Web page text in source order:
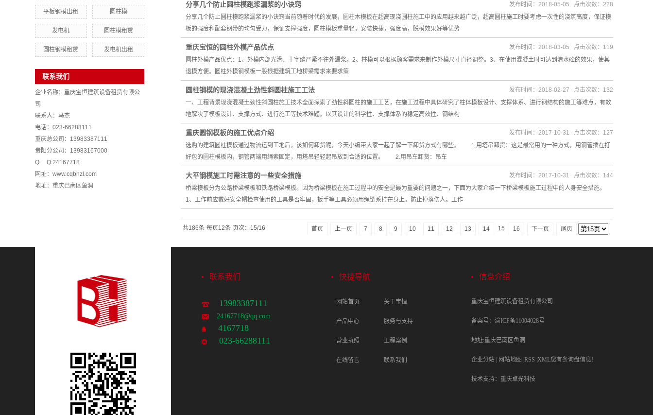
平板钢模出租 圆柱模
发电机 圆柱模租赁
圆柱钢模租赁 发电机出租
联系我们
企业名称：重庆宝恒建筑设备租赁有限公
司
联系人：马杰
电话：023-66288111
重庆总公司：13983387111
贵阳分公司：13983167000
Q Q:24167718
网址： www.cqbhzl.com
地址：重庆巴南区鱼洞
分享几个防止圆柱模跑浆漏浆的小诀窍
分享几个防止圆柱模跑浆漏浆的小诀窍当前随着时代的发展，圆柱木模板在超高现浇圆柱施工中的应用越来越广泛，超高圆柱施工时要考虑一次性的浇筑高度，保证模
板的强度和配套钢带的均匀受力，保证支撑强度，圆柱模板重量轻，安装快捷，强度高，脱模效果好等优势
发布时间：2018-05-05 点击次数：228
重庆宝恒的圆柱外模产品优点
圆柱外模产品优点：1、外模内部光滑、十字缝严紧不往外漏浆。2、柱模可以根据顾客需求来制作外模尺寸直径调整。3、在使用混凝土时可达到清水砼的效果，使其
退模方便。圆柱外模钢模板一般根据建筑工地桥梁需求来要求策
发布时间：2018-03-05 点击次数：119
圆柱钢模的现浇混凝土劲性斜圆柱施工工法
一、工程背景现浇混凝土劲性斜圆柱施工技术全面探索了劲性斜圆柱的施工工艺，在施工过程中具体研究了柱体模板设计、支撑体系、进行钢结构的施工等难点，有效
地解决了模板设计、支撑方式、进行施工等技术难题。以其设计的科学性、支撑体系的稳定高效性、钢结构
发布时间：2018-02-27 点击次数：132
重庆圆钢模板的施工优点介绍
选购的建筑圆柱模板通过物流运到工地后，该如何卸货呢，今天小编带大家一起了解一下卸货方式有哪些。 1.用塔吊卸货：这是最常用的一种方式，用钢管插在打
好包的圆柱模板内，钢管两端用绳索固定，用塔吊轻轻起吊放到合适的位置。 2.用吊车卸货：吊车
发布时间：2017-10-31 点击次数：127
大平钢模施工时需注意的一些安全措施
桥梁模板分为公路桥梁模板和铁路桥梁模板。因为桥梁模板在施工过程中的安全是最为重要的问题之一，下面为大家介绍一下桥梁模板施工过程中的人身安全措施。
1、工作前应戴好安全帽检查使用的工具是否牢固，扳手等工具必须用绳链系挂在身上，防止掉落伤人。工作
发布时间：2017-10-31 点击次数：144
共186条 每页12条 页次：15/16 首页 上一页 7 8 9 10 11 12 13 14 15 16 下一页 尾页
联系我们
13983387111
24167718@qq.com
4167718
023-66288111
快捷导航
网站首页 关于宝恒
产品中心 服务与支持
营业执照 工程案例
在线留言 联系我们
信息介绍
重庆宝恒建筑设备租赁有限公司
备案号：渝ICP备11004028号
地址:重庆巴南区鱼洞
企业分站 | 网站地图 |RSS |XML您有条询盘信息！
技术支持： 重庆卓光科技